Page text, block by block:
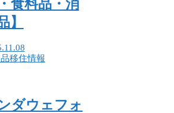
食料品・消
】
移住情報
ダウェフォ